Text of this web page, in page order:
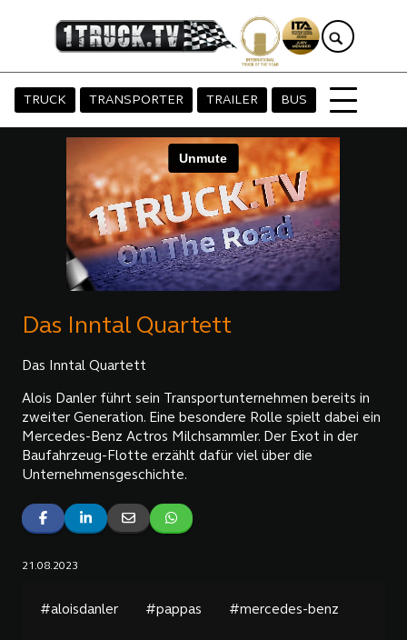
TRUCK TRANSPORTER TRAILER BUS
Das Inntal Quartett
Das Inntal Quartett
Alois Danler führt sein Transportunternehmen bereits in
zweiter Generation. Eine besondere Rolle spielt dabei ein
Mercedes-Benz Actros Milchsammler. Der Exot in der
Baufahrzeug-Flotte erzählt dafür viel über die
Unternehmensgeschichte.
21.08.2023
#aloisdanler #pappas #mercedes-benz